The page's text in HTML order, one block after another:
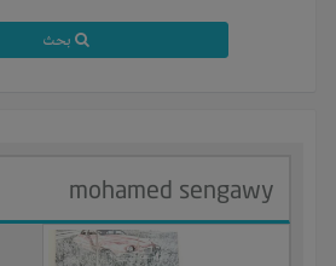
mohamed sengawy